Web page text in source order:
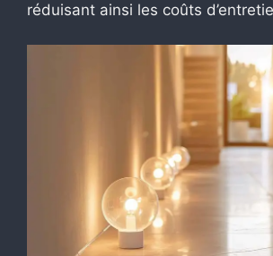
réduisant ainsi les coûts